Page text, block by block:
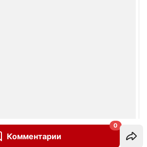
Комментарии
0